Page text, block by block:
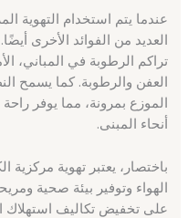
عندما يتم استخدام التهوية
العديد من الفوائد الأخرى
تراكم الرطوبة في المباني،
العفن والرطوبة. كما يسمح
الموزع بمرونة، مما يوفر
أنحاء المبنى.
باختصار، يعتبر تهوية
الهواء وتوفير بيئة صحية
على تخفيض تكاليف استهلاك